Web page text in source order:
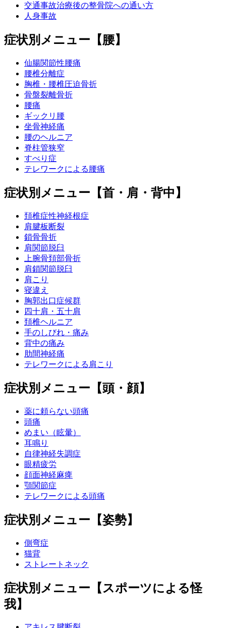
交通事故治療後の整骨院への通い方
人身事故
症状別メニュー【腰】
仙腸関節性腰痛
腰椎分離症
胸椎・腰椎圧迫骨折
骨盤裂離骨折
腰痛
ギックリ腰
坐骨神経痛
腰のヘルニア
脊柱管狭窄
すべり症
テレワークによる腰痛
症状別メニュー【首・肩・背中】
頚椎症性神経根症
肩腱板断裂
鎖骨骨折
肩関節脱臼
上腕骨頚部骨折
肩鎖関節脱臼
肩こり
寝違え
胸郭出口症候群
四十肩・五十肩
頚椎ヘルニア
手のしびれ・痛み
背中の痛み
肋間神経痛
テレワークによる肩こり
症状別メニュー【頭・顔】
薬に頼らない頭痛
頭痛
めまい（眩暈）
耳鳴り
自律神経失調症
眼精疲労
顔面神経麻痺
顎関節症
テレワークによる頭痛
症状別メニュー【姿勢】
側弯症
猫背
ストレートネック
症状別メニュー【スポーツによる怪
我】